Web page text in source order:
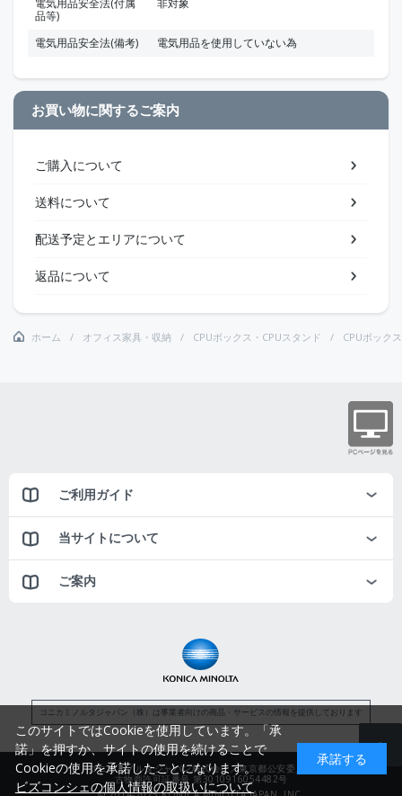
品等)
電気用品安全法(備考) 電気用品を使用していない為
お買い物に関するご案内
ご購入について
送料について
配送予定とエリアについて
返品について
ホーム オフィス家具・収納 CPUボックス・CPUスタンド CPUボック
ご利用ガイド
当サイトについて
ご案内
コニカミノルタジャパン（株）は事業者向けの商品・サービスの情報を提供しております
コニカミノルタジャパン株式会社／東京都公安委員会
古物商許可証番号 第3010916054482号
このサイトではCookieを使用しています。「承
諾」を押すか、サイトの使用を続けることで
Cookieの使用を承諾したことになります。
ビズコンシェの個人情報の取扱いについて
承諾する